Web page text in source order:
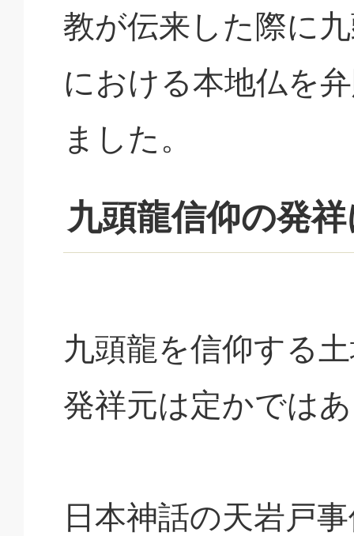
教が伝来した際に
における本地仏を
ました。
九頭龍信仰の発
九頭龍を信仰する
発祥元は定かでは
日本神話の天岩戸